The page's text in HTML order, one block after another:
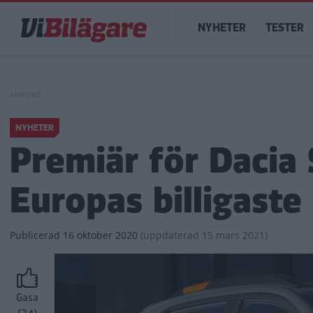
huvudinnehåll
Main
navigation
NYHETER TESTER
NYHETER
Premiär för
Europas
Publicerad 16 oktober 2020 (uppdaterad 15 mars 2021)
Gasa